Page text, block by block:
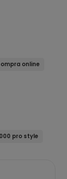
online
pro style